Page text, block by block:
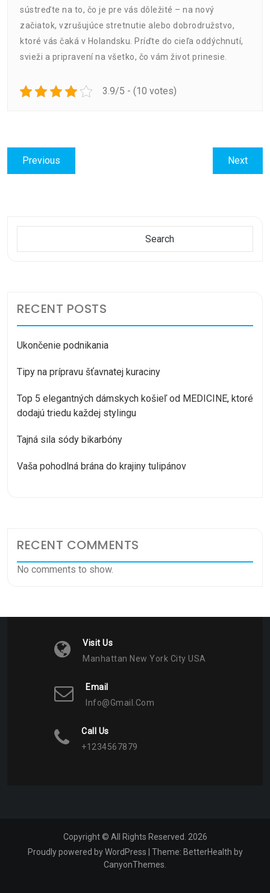
sústreďte na to, čo je pre vás dôležité – na nový
začiatok, vzrušujúce stretnutie alebo dobrodružstvo,
ktoré vás čaká v Holandsku. Príďte do cieľa oddýchnutí,
svieži a pripravení na všetko, čo vám život prinesie.
3.9/5 - (10 votes)
Post
navigation
Previous
post:
NextNext
post:
Search
RECENT POSTS
Ukončenie podnikania
Tipy na prípravu šťavnatej kuraciny
Top 5 elegantných dámskych košieľ od MEDICINE, ktoré
dodajú triedu každej stylingu
Tajná sila sódy bikarbóny
Vaša pohodlná brána do krajiny tulipánov
RECENT COMMENTS
No comments to show.
Visit Us
Manhattan New York City USA
Email
Info@gmail.com
Call Us
+1234567879
Copyright © All Rights Reserved. 2026
Proudly powered by WordPress
Theme: BetterHealth by
CanyonThemes.